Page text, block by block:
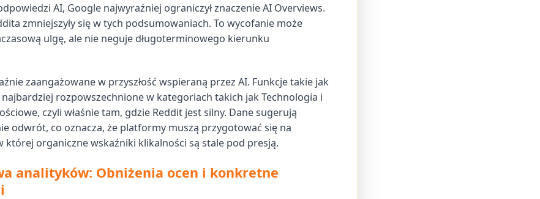
AI, Google najwyraźniej ograniczył znaczenie AI Overviews.
zmniejszyły się w tych podsumowaniach. To wycofanie może
ulgę, ale nie neguje długoterminowego kierunku
zaangażowane w przyszłość wspieraną przez AI. Funkcje takie jak
najbardziej rozpowszechnione w kategoriach takich jak Technologia i
czyli właśnie tam, gdzie Reddit jest silny. Dane sugerują
odwrót, co oznacza, że platformy muszą przygotować się na
której organiczne wskaźniki klikalności są stale pod presją.
analityków: Obniżenia ocen i konkretne